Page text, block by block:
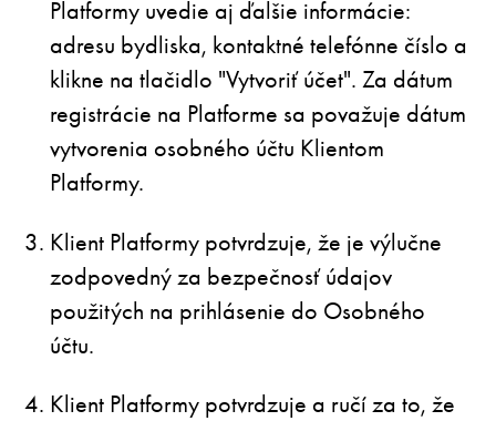
Platformy uvedie aj ďalšie informácie:
adresu bydliska, kontaktné telefónne číslo a
klikne na tlačidlo "Vytvoriť účet". Za dátum
registrácie na Platforme sa považuje dátum
vytvorenia osobného účtu Klientom
Platformy.
Klient Platformy potvrdzuje, že je výlučne
zodpovedný za bezpečnosť údajov
použitých na prihlásenie do Osobného
účtu.
Klient Platformy potvrdzuje a ručí za to, že